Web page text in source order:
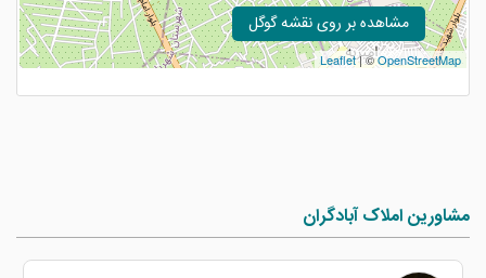
Leaflet| ©OpenStreetMap
مشاهده بر روی نقشه گوگل
مشاورین املاک آبادگران